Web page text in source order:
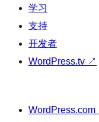
学习
支持
开发者
WordPress.tv ↗
WordPress.com